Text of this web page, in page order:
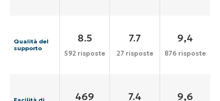
Qualità del
supporto
8.5
592 risposte
7.7
27 risposte
9,4
876 risposte
469 7.4 9,6